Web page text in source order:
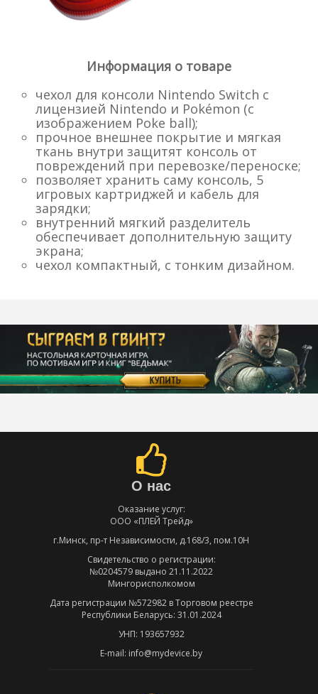
Информация о товаре
чехол для консоли Nintendo Switch с
лицензией Nintendo и Pokémon (с
изображением Poke ball);
прочное внешнее покрытие и мягкая
ткань внутри защитят консоль от
повреждений при перевозке/переноске;
позволяет хранить саму консоль, 5
игровых картриджей и кабель для
зарядки;
внутренний мягкий разделитель
обеспечивает дополнительную защиту
экрана;
чехол компактный, с тонким дизайном.
О нас
Оказание услуг:
ООО «ПЛЕЙ Трейд»
г.Минск, пр-т Независимости, д.168/3, пом.10Н
Свидетельство о регистрации:
№0204579 выдано 21.11.2022
Мингорисполкомом
Дата регистрации №572982 в Торговом реестре
Республики Беларусь: 31.01.2024
УНП: 193657932
E-mail: info@mydevice.by